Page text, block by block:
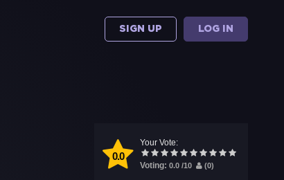
SIGN UP LOG IN
0.0
Your Vote:
Voting: 0.0 /10 (0)